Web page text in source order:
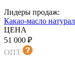
Лидеры продаж:
Какао-масло
ЦЕНА
51 000 ₽
ОПТ